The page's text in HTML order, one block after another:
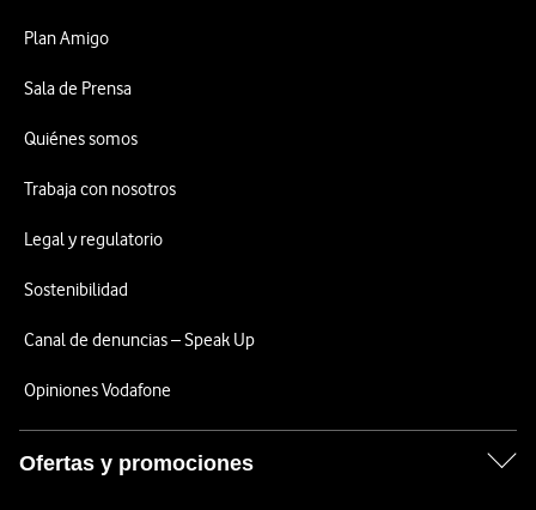
Plan Amigo
Sala de Prensa
Quiénes somos
Trabaja con nosotros
Legal y regulatorio
Sostenibilidad
Canal de denuncias – Speak Up
Opiniones Vodafone
Ofertas y promociones